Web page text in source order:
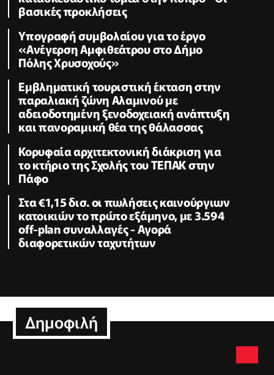
βασικές προκλήσεις
Υπογραφή συμβολαίου για το έργο
«Ανέγερση Αμφιθεάτρου στο Δήμο
Πόλης Χρυσοχούς»
Εμβληματική τουριστική έκταση στην
παραλιακή ζώνη Αλαμινού με
αδειοδοτημένη ξενοδοχειακή ανάπτυξη
και πανοραμική θέα της θάλασσας
Κορυφαία αρχιτεκτονική διάκριση για
το κτήριο της Σχολής του ΤΕΠΑΚ στην
Πάφο
Στα €1,15 δισ. οι πωλήσεις καινούργιων
κατοικιών το πρώτο εξάμηνο, με 3.594
off-plan συναλλαγές - Αγορά
διαφορετικών ταχυτήτων
Δημοφιλή